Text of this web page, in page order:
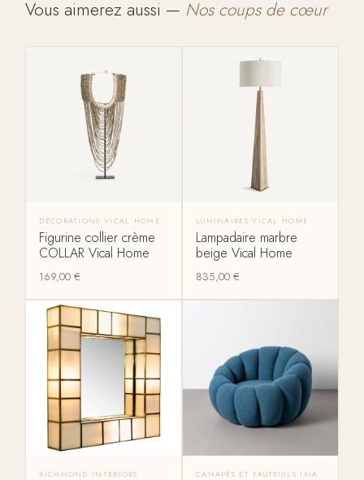
Vous aimerez aussi — Nos coups de cœur
DÉCORATIONS VICAL HOME
Figurine collier crème
COLLAR Vical Home
169,00€
LUMINAIRES VICAL HOME
Lampadaire marbre
beige Vical Home
835,00 €
RICHMOND INTERIORS CANAPÉS ET FAUTEUILS IXIA